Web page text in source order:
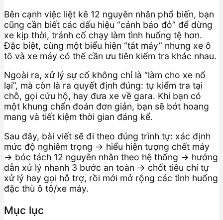
Bên cạnh việc liệt kê 12 nguyên nhân phổ biến, bạn
cũng cần biết các dấu hiệu “cảnh báo đỏ” để dừng
xe kịp thời, tránh cố chạy làm tình huống tệ hơn.
Đặc biệt, cùng một biểu hiện “tắt máy” nhưng xe ô
tô và xe máy có thể cần ưu tiên kiểm tra khác nhau.
Ngoài ra, xử lý sự cố không chỉ là “làm cho xe nổ
lại”, mà còn là ra quyết định đúng: tự kiểm tra tại
chỗ, gọi cứu hộ, hay đưa xe về gara. Khi bạn có
một khung chẩn đoán đơn giản, bạn sẽ bớt hoang
mang và tiết kiệm thời gian đáng kể.
Sau đây, bài viết sẽ đi theo đúng trình tự: xác định
mức độ nghiêm trọng → hiểu hiện tượng chết máy
→ bóc tách 12 nguyên nhân theo hệ thống → hướng
dẫn xử lý nhanh 3 bước an toàn → chốt tiêu chí tự
xử lý hay gọi hỗ trợ, rồi mới mở rộng các tình huống
đặc thù ô tô/xe máy.
Mục lục